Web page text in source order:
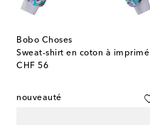
Bobo Choses
Sweat-shirt en coton à imprimé
CHF 56
original price
nouveauté